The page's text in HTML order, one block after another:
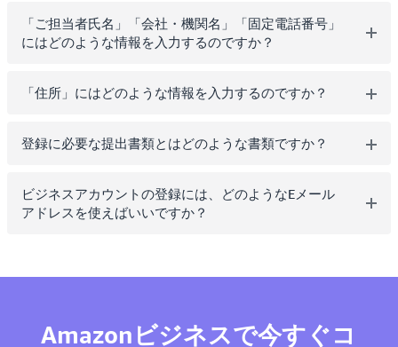
「ご担当者氏名」「会社・機関名」「固定電話番号」
にはどのような情報を入力するのですか？
「住所」にはどのような情報を入力するのですか？
登録に必要な提出書類とはどのような書類ですか？
ビジネスアカウントの登録には、どのようなEメール
アドレスを使えばいいですか？
Amazonビジネスで今すぐコ